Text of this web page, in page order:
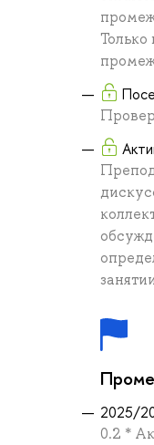
2025/
0.2 *